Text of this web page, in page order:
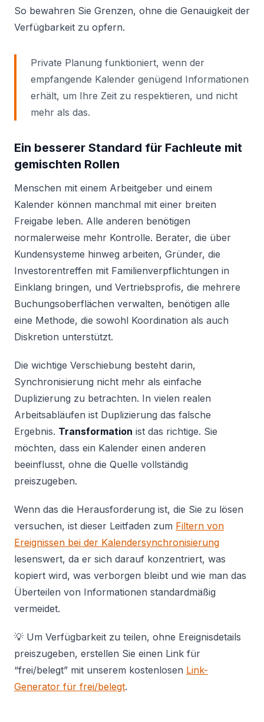
So bewahren Sie Grenzen, ohne die Genauigkeit der
Verfügbarkeit zu opfern.
Private Planung funktioniert, wenn der
empfangende Kalender genügend Informationen
erhält, um Ihre Zeit zu respektieren, und nicht
mehr als das.
Ein besserer Standard für Fachleute mit
gemischten Rollen
Menschen mit einem Arbeitgeber und einem
Kalender können manchmal mit einer breiten
Freigabe leben. Alle anderen benötigen
normalerweise mehr Kontrolle. Berater, die über
Kundensysteme hinweg arbeiten, Gründer, die
Investorentreffen mit Familienverpflichtungen in
Einklang bringen, und Vertriebsprofis, die mehrere
Buchungsoberflächen verwalten, benötigen alle
eine Methode, die sowohl Koordination als auch
Diskretion unterstützt.
Die wichtige Verschiebung besteht darin,
Synchronisierung nicht mehr als einfache
Duplizierung zu betrachten. In vielen realen
Arbeitsabläufen ist Duplizierung das falsche
Ergebnis. Transformation ist das richtige. Sie
möchten, dass ein Kalender einen anderen
beeinflusst, ohne die Quelle vollständig
preiszugeben.
Wenn das die Herausforderung ist, die Sie zu lösen
versuchen, ist dieser Leitfaden zum Filtern von
Ereignissen bei der Kalendersynchronisierung
lesenswert, da er sich darauf konzentriert, was
kopiert wird, was verborgen bleibt und wie man das
Überteilen von Informationen standardmäßig
vermeidet.
💡 Um Verfügbarkeit zu teilen, ohne Ereignisdetails
preiszugeben, erstellen Sie einen Link für
“frei/belegt” mit unserem kostenlosen Link-
Generator für frei/belegt.